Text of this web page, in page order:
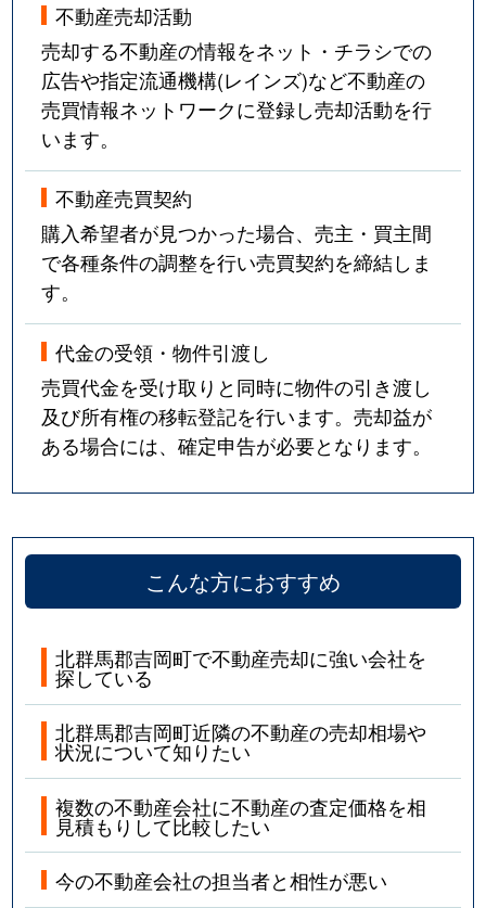
不動産売却活動
売却する不動産の情報をネット・チラシでの
広告や指定流通機構(レインズ)など不動産の
売買情報ネットワークに登録し売却活動を行
います。
不動産売買契約
購入希望者が見つかった場合、売主・買主間
で各種条件の調整を行い売買契約を締結しま
す。
代金の受領・物件引渡し
売買代金を受け取りと同時に物件の引き渡し
及び所有権の移転登記を行います。売却益が
ある場合には、確定申告が必要となります。
こんな方におすすめ
北群馬郡吉岡町で不動産売却に強い会社を
探している
北群馬郡吉岡町近隣の不動産の売却相場や
状況について知りたい
複数の不動産会社に不動産の査定価格を相
見積もりして比較したい
今の不動産会社の担当者と相性が悪い